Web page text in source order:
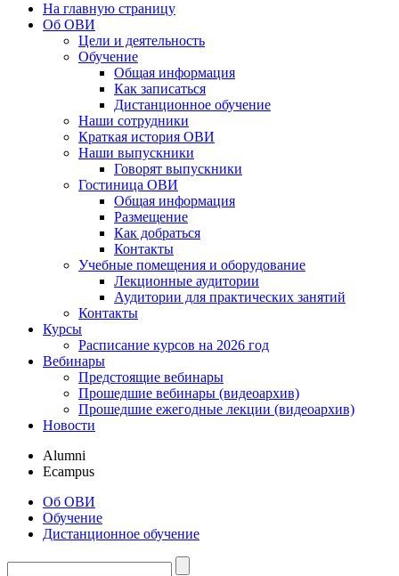
На главную страницу
Об ОВИ
Цели и деятельность
Обучение
Общая информация
Как записаться
Дистанционное обучение
Наши сотрудники
Краткая история ОВИ
Наши выпускники
Говорят выпускники
Гостиница ОВИ
Общая информация
Размещение
Как добраться
Контакты
Учебные помещения и оборудование
Лекционные аудитории
Аудитории для практических занятий
Контакты
Курсы
Расписание курсов на 2026 год
Вебинары
Предстоящие вебинары
Прошедшие вебинары (видеоархив)
Прошедшие ежегодные лекции (видеоархив)
Новости
Alumni
Ecampus
Об ОВИ
Обучение
Дистанционное обучение